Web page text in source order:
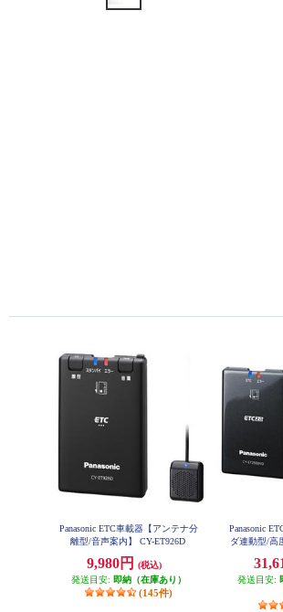
Panasonic ETC車載器【アンテナ分
離型/音声案内】 CY-ET926D
9,980円
(税込)
発送目安: 即納（在庫あり）
(145件)
Panasonic
ダ連動型/高
発送目安: